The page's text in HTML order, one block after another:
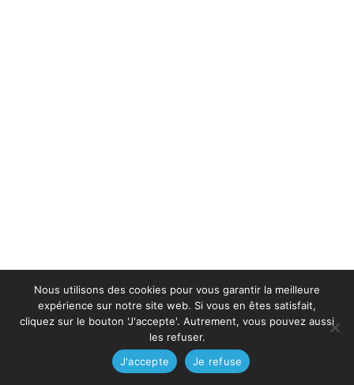
Nous utilisons des cookies pour vous garantir la meilleure
expérience sur notre site web. Si vous en êtes satisfait,
cliquez sur le bouton 'J'accepte'. Autrement, vous pouvez aussi
les refuser.
J'accepte
Je refuse